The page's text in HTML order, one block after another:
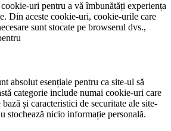
uri pentru a vă îmbunătăți experiența
Din aceste cookie-uri, cookie-urile care
sunt stocate pe browserul dvs.,
absolut esențiale pentru ca site-ul să
categorie include numai cookie-uri care
și caracteristici de securitate ale site-
stochează nicio informație personală.